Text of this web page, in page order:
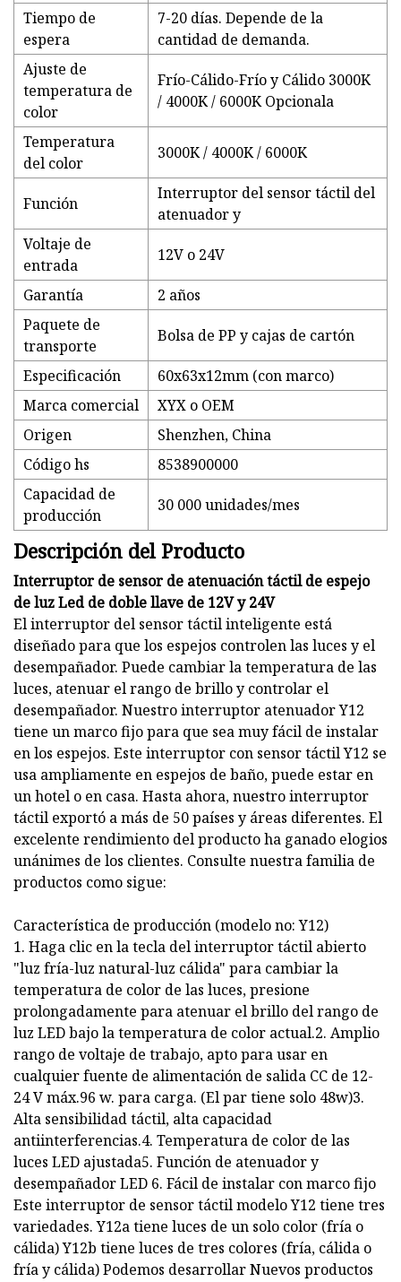
Tiempo de
espera
7-20 días. Depende de la
cantidad de demanda.
Ajuste de
temperatura de
color
Frío-Cálido-Frío y Cálido 3000K
/ 4000K / 6000K Opcionala
Temperatura
del color
3000K / 4000K / 6000K
Función
Interruptor del sensor táctil del
atenuador y
Voltaje de
entrada
12V o 24V
Garantía
2 años
Paquete de
transporte
Bolsa de PP y cajas de cartón
Especificación
60x63x12mm (con marco)
Marca comercial
XYX o OEM
Origen
Shenzhen, China
Código hs
8538900000
Capacidad de
producción
30 000 unidades/mes
Descripción del Producto
Interruptor de sensor de atenuación táctil de espejo
de luz Led de doble llave de 12V y 24V
El interruptor del sensor táctil inteligente está
diseñado para que los espejos controlen las luces y el
desempañador. Puede cambiar la temperatura de las
luces, atenuar el rango de brillo y controlar el
desempañador. Nuestro interruptor atenuador Y12
tiene un marco fijo para que sea muy fácil de instalar
en los espejos. Este interruptor con sensor táctil Y12 se
usa ampliamente en espejos de baño, puede estar en
un hotel o en casa. Hasta ahora, nuestro interruptor
táctil exportó a más de 50 países y áreas diferentes. El
excelente rendimiento del producto ha ganado elogios
unánimes de los clientes. Consulte nuestra familia de
productos como sigue:
Característica de producción (modelo no: Y12)
1. Haga clic en la tecla del interruptor táctil abierto
"luz fría-luz natural-luz cálida" para cambiar la
temperatura de color de las luces, presione
prolongadamente para atenuar el brillo del rango de
luz LED bajo la temperatura de color actual.2. Amplio
rango de voltaje de trabajo, apto para usar en
cualquier fuente de alimentación de salida CC de 12-
24 V máx.96 w. para carga. (El par tiene solo 48w)3.
Alta sensibilidad táctil, alta capacidad
antiinterferencias.4. Temperatura de color de las
luces LED ajustada5. Función de atenuador y
desempañador LED 6. Fácil de instalar con marco fijo
Este interruptor de sensor táctil modelo Y12 tiene tres
variedades. Y12a tiene luces de un solo color (fría o
cálida) Y12b tiene luces de tres colores (fría, cálida o
fría y cálida) Podemos desarrollar Nuevos productos